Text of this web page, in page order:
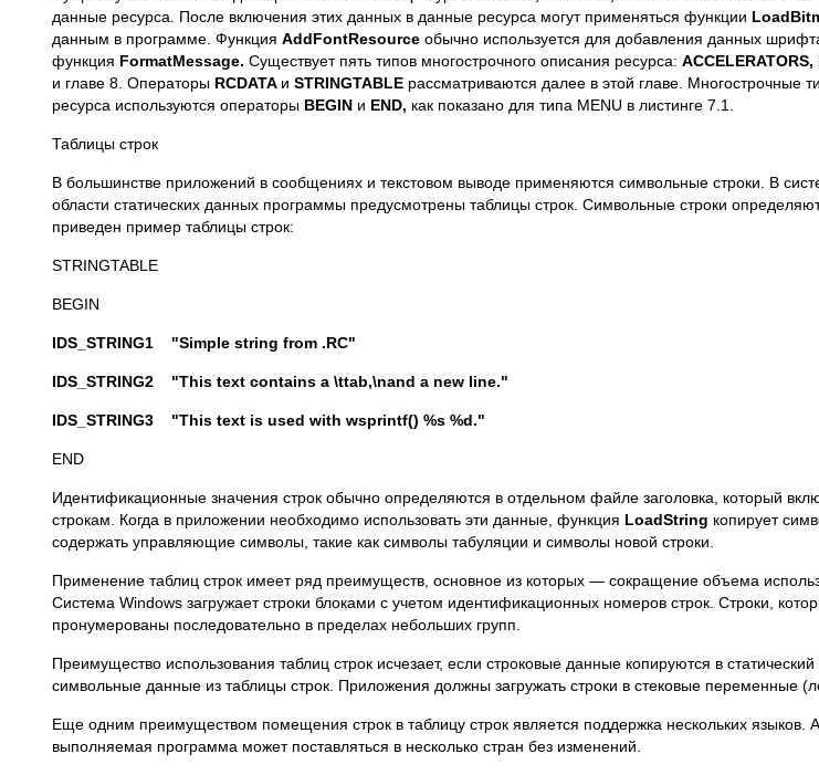
данные ресурса. После включения этих данных в данные ресурса могут применяться функции
данным в программе. Функция AddFontResource обычно используется для добавления данных
функция FormatMessage. Существует пять типов многострочного описания ресурса: ACCELERATORS,
и главе 8. Операторы RCDATA и STRINGTABLE рассматриваются далее в этой главе. Многострочные
ресурса используются операторы BEGIN и END, как показано для типа MENU в листинге 7.1.
Таблицы строк
В большинстве приложений в сообщениях и текстовом выводе применяются символьные строки. В
области статических данных программы предусмотрены таблицы строк. Символьные строки
приведен пример таблицы строк:
STRINGTABLE
BEGIN
IDS_STRING1 "Simple string from .RC"
IDS_STRING2 "This text contains a \ttab,\nand a new line."
IDS_STRING3 "This text is used with wsprintf() %s %d."
END
Идентификационные значения строк обычно определяются в отдельном файле заголовка, который
строкам. Когда в приложении необходимо использовать эти данные, функция LoadString копирует
содержать управляющие символы, такие как символы табуляции и символы новой строки.
Применение таблиц строк имеет ряд преимуществ, основное из которых — сокращение объема
Система Windows загружает строки блоками с учетом идентификационных номеров строк. Строки,
пронумерованы последовательно в пределах небольших групп.
Преимущество использования таблиц строк исчезает, если строковые данные копируются в
символьные данные из таблицы строк. Приложения должны загружать строки в стековые переменные
Еще одним преимуществом помещения строк в таблицу строк является поддержка нескольких
выполняемая программа может поставляться в несколько стран без изменений.